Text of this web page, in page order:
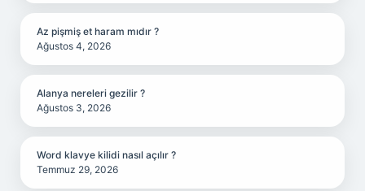
Az pişmiş et haram mıdır ?
Ağustos 4, 2026
Alanya nereleri gezilir ?
Ağustos 3, 2026
Word klavye kilidi nasıl açılır ?
Temmuz 29, 2026